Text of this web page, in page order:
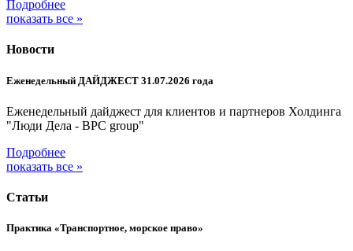
Подробнее
показать все »
Новости
Еженедельный ДАЙДЖЕСТ 31.07.2026 года
Еженедельный дайджест для клиентов и партнеров Холдинга
"Люди Дела - BPC group"
Подробнее
показать все »
Статьи
Практика «Транспортное, морское право»